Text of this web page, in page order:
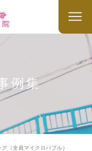
例集
（全員マイクロバブル）